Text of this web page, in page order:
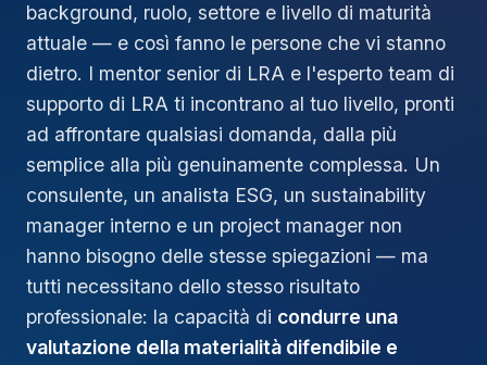
background, ruolo, settore e livello di maturità
attuale — e così fanno le persone che vi stanno
dietro. I mentor senior di LRA e l'esperto team di
supporto di LRA ti incontrano al tuo livello, pronti
ad affrontare qualsiasi domanda, dalla più
semplice alla più genuinamente complessa. Un
consulente, un analista ESG, un sustainability
manager interno e un project manager non
hanno bisogno delle stesse spiegazioni — ma
tutti necessitano dello stesso risultato
professionale: la capacità di condurre una
valutazione della materialità difendibile e